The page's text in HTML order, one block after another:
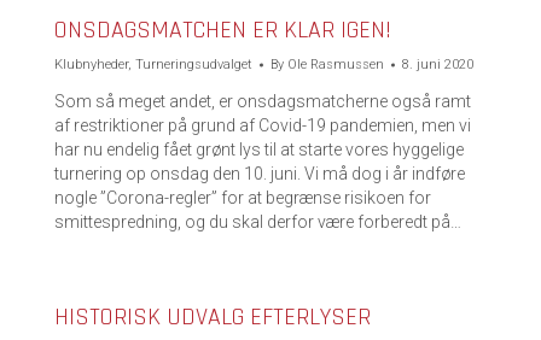
ONSDAGSMATCHEN ER KLAR IGEN!
Klubnyheder, Turneringsudvalget By Ole Rasmussen 8. juni 2020
Som så meget andet, er onsdagsmatcherne også ramt
af restriktioner på grund af Covid-19 pandemien, men vi
har nu endelig fået grønt lys til at starte vores hyggelige
turnering op onsdag den 10. juni. Vi må dog i år indføre
nogle ”Corona-regler” for at begrænse risikoen for
smittespredning, og du skal derfor være forberedt på…
HISTORISK UDVALG EFTERLYSER